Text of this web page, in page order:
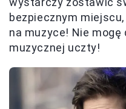
bezpiecznym
na muzyce! Nie
muzycznej uczty!